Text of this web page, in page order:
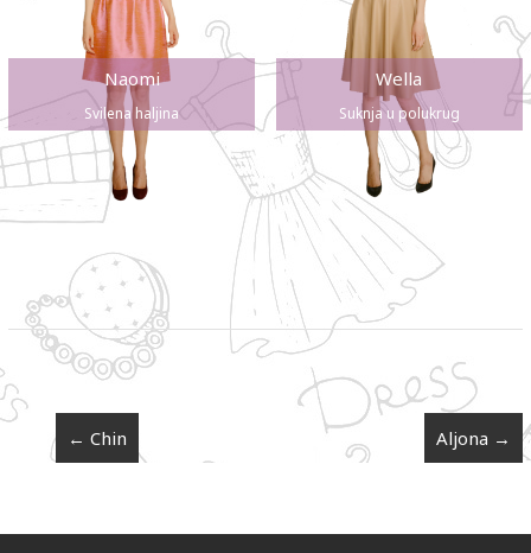
Naomi
Svilena haljina
Wella
Suknja u polukrug
← Chin Aljona →